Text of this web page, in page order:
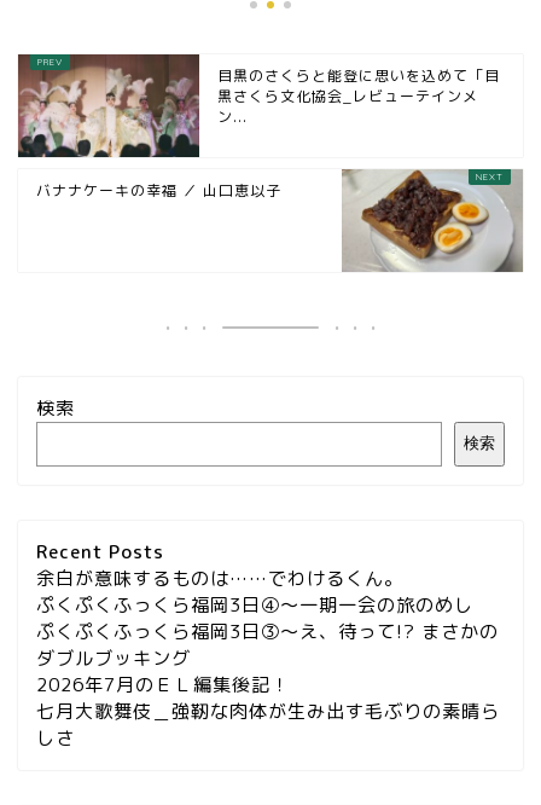
目黒のさくらと能登に思いを込めて「目
黒さくら文化協会_レビューテインメ
ン...
バナナケーキの幸福 ／ 山口恵以子
検索
検索
Recent Posts
余白が意味するものは……でわけるくん。
ぷくぷくふっくら福岡3日④～一期一会の旅のめし
ぷくぷくふっくら福岡3日③～え、待って!? まさかの
ダブルブッキング
2026年7月のＥＬ編集後記！
七月大歌舞伎＿強靭な肉体が生み出す毛ぶりの素晴ら
しさ